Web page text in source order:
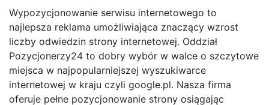
Wypozycjonowanie serwisu internetowego to
najlepsza reklama umożliwiająca znaczący wzrost
liczby odwiedzin strony internetowej. Oddział
Pozycjonerzy24 to dobry wybór w walce o szczytowe
miejsca w najpopularniejszej wyszukiwarce
internetowej w kraju czyli google.pl. Nasza firma
oferuje pełne pozycjonowanie strony osiągając